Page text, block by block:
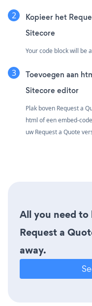
Kopieer het
Sitecore
Your code block will be
Toevoegen aan
Sitecore editor
Plak boven Request a
html of een embed-
uw Request a Quote
All you need
Request a
away.